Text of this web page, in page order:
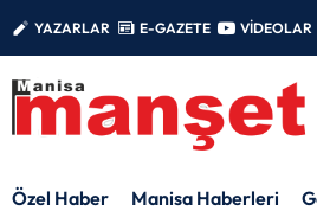
YAZARLAR E-GAZETE VİDEOLAR
Özel Haber Manisa Haberleri